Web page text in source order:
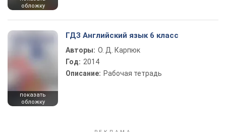
обложку
показать
обложку
ГДЗ Английский язык 6 класс
Авторы: О. Д. Карпюк
Год: 2014
Описание: Рабочая тетрадь